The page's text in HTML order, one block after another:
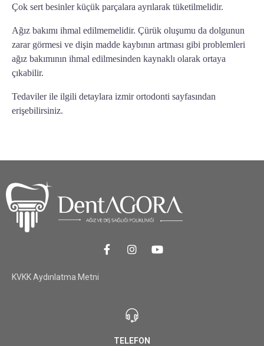
Çok sert besinler küçük parçalara ayrılarak tüketilmelidir.
Ağız bakımı ihmal edilmemelidir. Çürük oluşumu da dolgunun
zarar görmesi ve dişin madde kaybının artması gibi problemleri
ağız bakımının ihmal edilmesinden kaynaklı olarak ortaya
çıkabilir.
Tedaviler ile ilgili detaylara izmir ortodonti sayfasından
erişebilirsiniz.
KVKK Aydınlatma Metni
TELEFON